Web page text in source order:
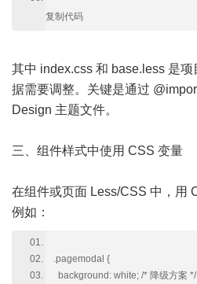
复制代码
其中 index.css 和 base.less 是
据需要调整。关键是通过
Design 主题文件。
三、组件样式中使用 CSS 变量
在组件或页面 Less/CSS 中，用
例如：
.pagemodal {
background: white; /* 降级方案 */